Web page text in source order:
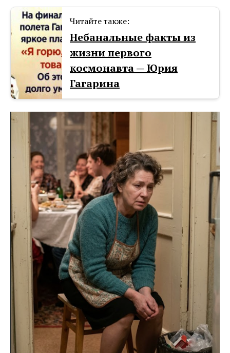
Читайте также:
Небанальные факты из
жизни первого
космонавта — Юрия
Гагарина